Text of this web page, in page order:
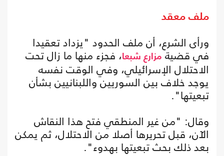
ملف معقد
ورأى الشرع، أن ملف الحدود "يزداد تعقيدا
في قضيةمزارع شبعا، فجزء منها ما زال تحت
الاحتلال الإسرائيلي، وفي الوقت نفسه
يوجد خلاف بين السوريين واللبنانيين بشأن
تبعيتها".
وقال: "من غير المنطقي فتح هذا النقاش
الآن، قبل تحريرها أصلا من الاحتلال، ثم يمكن
بعد ذلك بحث تبعيتها بهدوء".